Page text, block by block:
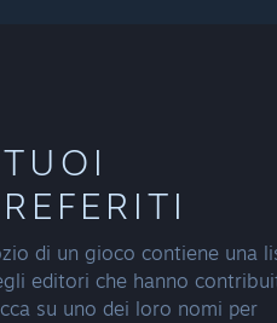
di un gioco contiene una
editori che hanno
su uno dei loro nomi per